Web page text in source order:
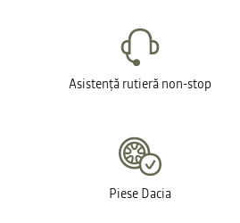
Asistență rutieră non-stop
Piese Dacia